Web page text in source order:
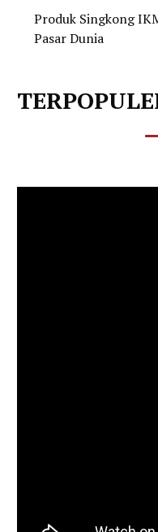
Produk Singkong
Pasar Dunia